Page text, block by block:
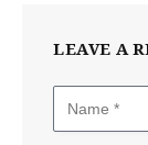
LEAVE A